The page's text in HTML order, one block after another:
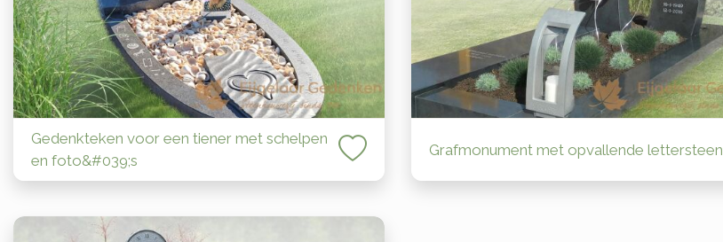
Gedenkteken voor een tiener met schelpen
en foto&#039;s
Grafmonument met opvallende lettersteen